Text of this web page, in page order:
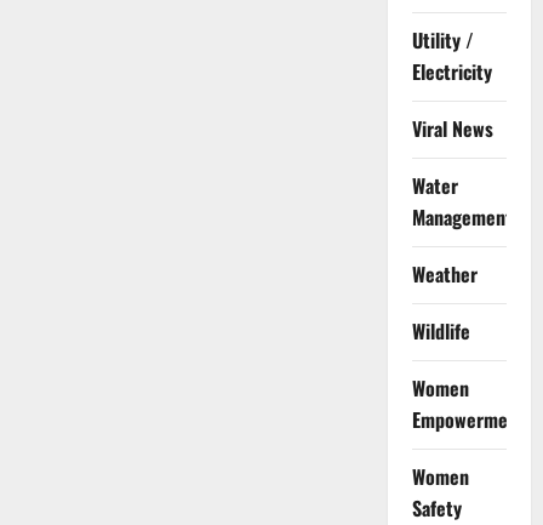
Utility /
Electricity
Viral News
Water
Management
Weather
Wildlife
Women
Empowerment
Women
Safety